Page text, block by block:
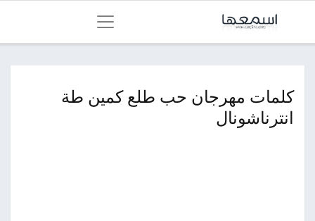
كلمات مهرجان حب طلع كمين طة
انترناشونال